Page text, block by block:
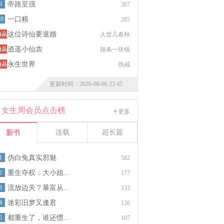
307
帝路至强
285
一口粮
人世几春秋
这位诗仙要退婚
辣条一块钱
逍遥小仙农
伪戒
永生世界
更新时间：2026-08-06 23:45
更多
女生周会员点击榜
新书 连载 超长篇
582
1 伪白兔真实邪魅
177
重生夺权：大小姐...
133
流放边关？暴富从...
126
迷彩旧梦又逢君
107
都重生了，谁还惯...